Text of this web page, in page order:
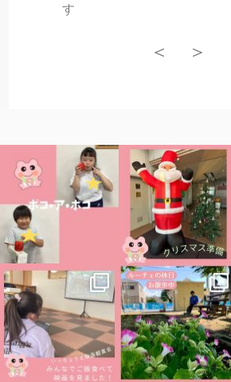
す
＜ ＞